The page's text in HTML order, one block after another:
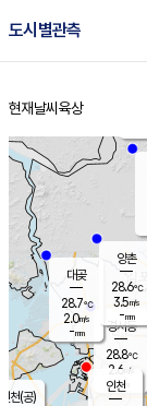
도시별관측
홈
현재날씨 육상
경서동
28.8℃
2.6 m/s
-mm
대곶
28.7℃
2.0m/s
-mm
양촌
28.6℃
3.5m/s
-mm
인천(공)
인천